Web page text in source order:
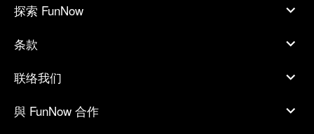
探索 FunNow
条款
联络我们
與 FunNow 合作